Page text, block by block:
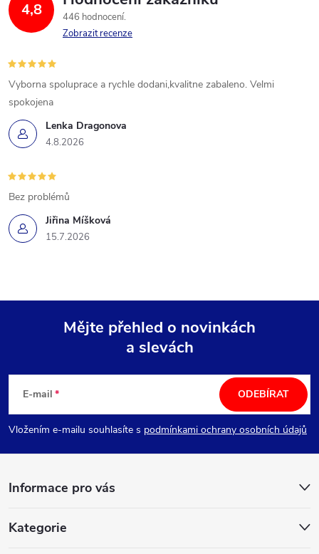
4,8
446 hodnocení
Zobrazit recenze
Lenka Dragonova
4.8.2026
Vyborna spoluprace a rychle dodani,kvalitne zabaleno. Velmi
spokojena
Jiřina Míšková
15.7.2026
Bez problémů
p
a
Mějte přehled o novinkách
a slevách
E-mail
Vložením e-mailu souhlasíte s podmínkami ochrany osobních údajů
ODEBÍRAT
Informace pro vás
Kategorie